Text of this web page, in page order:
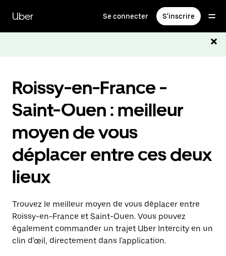
contenu
principal
Uber Se connecter S'inscrire
Roissy-en-France -
Saint-Ouen : meilleur
moyen de vous
déplacer entre ces deux
lieux
Trouvez le meilleur moyen de vous déplacer entre
Roissy-en-France et Saint-Ouen. Vous pouvez
également commander un trajet Uber Intercity en un
clin d'œil, directement dans l'application.